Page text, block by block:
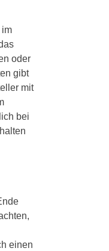
oder
gibt
mit
bei
einen